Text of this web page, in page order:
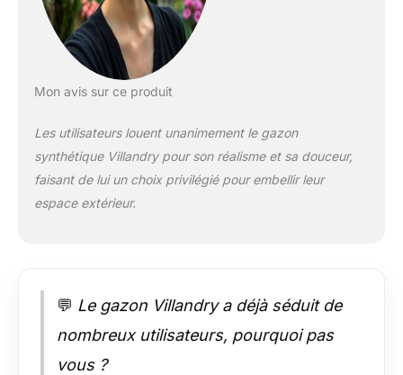
Mon avis sur ce produit
Les utilisateurs louent unanimement le gazon
synthétique Villandry pour son réalisme et sa douceur,
faisant de lui un choix privilégié pour embellir leur
espace extérieur.
💬 Le gazon Villandry a déjà séduit de
nombreux utilisateurs, pourquoi pas
vous ?